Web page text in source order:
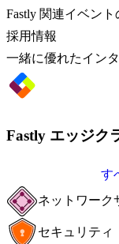
Fastly 関連イベン
採用情報
一緒に優れたイン
Fastly エッジク
す
ネットワーク
セキュリティ